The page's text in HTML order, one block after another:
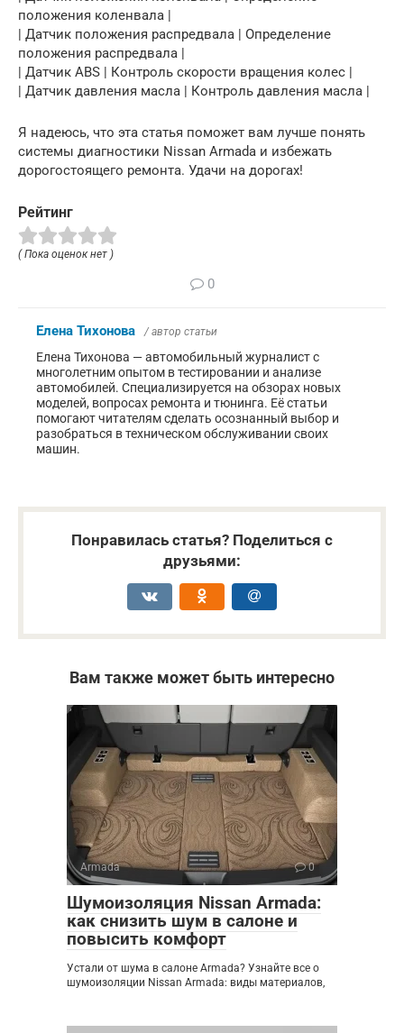
положения коленвала |
| Датчик положения распредвала | Определение
положения распредвала |
| Датчик ABS | Контроль скорости вращения колес |
| Датчик давления масла | Контроль давления масла |
Я надеюсь, что эта статья поможет вам лучше понять
системы диагностики Nissan Armada и избежать
дорогостоящего ремонта. Удачи на дорогах!
Рейтинг
( Пока оценок нет )
0
Елена Тихонова / автор статьи
Елена Тихонова — автомобильный журналист с
многолетним опытом в тестировании и анализе
автомобилей. Специализируется на обзорах новых
моделей, вопросах ремонта и тюнинга. Её статьи
помогают читателям сделать осознанный выбор и
разобраться в техническом обслуживании своих
машин.
Понравилась статья? Поделиться с
друзьями:
Вам также может быть интересно
Armada 0
Шумоизоляция Nissan Armada:
как снизить шум в салоне и
повысить комфорт
Устали от шума в салоне Armada? Узнайте все о
шумоизоляции Nissan Armada: виды материалов,